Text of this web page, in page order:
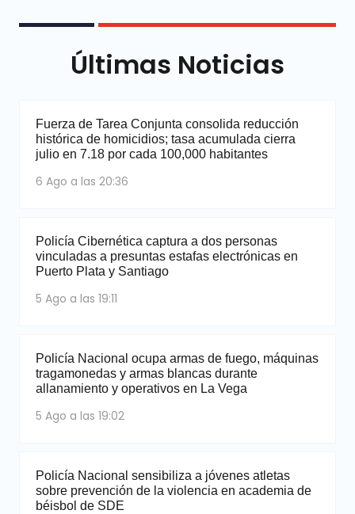
Últimas Noticias
Fuerza de Tarea Conjunta consolida reducción
histórica de homicidios; tasa acumulada cierra
julio en 7.18 por cada 100,000 habitantes
6 Ago a las 20:36
Policía Cibernética captura a dos personas
vinculadas a presuntas estafas electrónicas en
Puerto Plata y Santiago
5 Ago a las 19:11
Policía Nacional ocupa armas de fuego, máquinas
tragamonedas y armas blancas durante
allanamiento y operativos en La Vega
5 Ago a las 19:02
Policía Nacional sensibiliza a jóvenes atletas
sobre prevención de la violencia en academia de
béisbol de SDE